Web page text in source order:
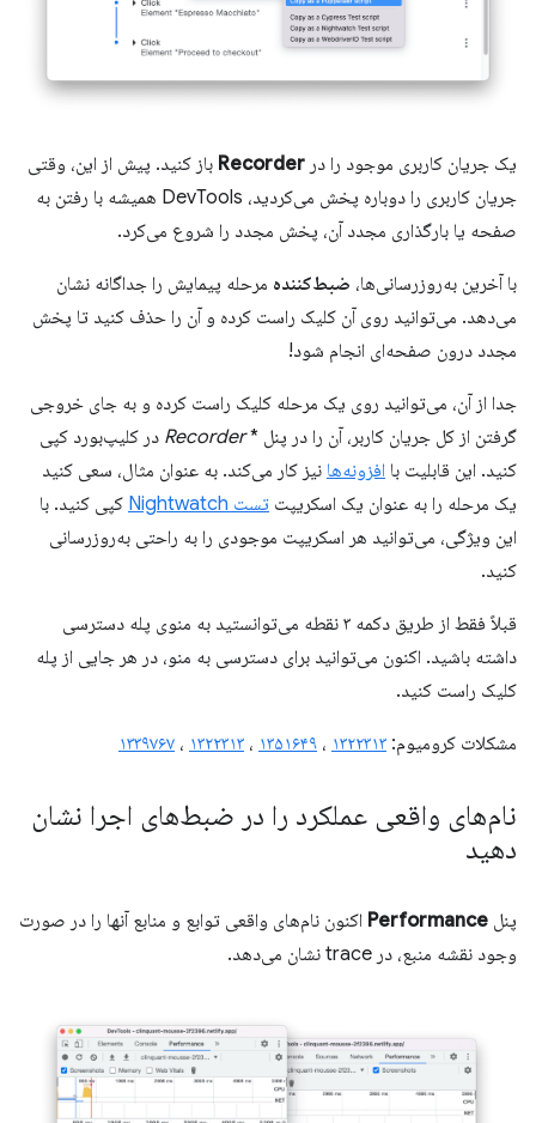
یک جریان کاربری موجود را در Recorder باز کنید. پیش از این، وقتی
جریان کاربری را دوباره پخش می‌کردید، DevTools همیشه با رفتن به
صفحه یا بارگذاری مجدد آن، پخش مجدد را شروع می‌کرد.
با آخرین به‌روزرسانی‌ها، ضبط‌کننده مرحله پیمایش را جداگانه نشان
می‌دهد. می‌توانید روی آن کلیک راست کرده و آن را حذف کنید تا پخش
مجدد درون صفحه‌ای انجام شود!
جدا از آن، می‌توانید روی یک مرحله کلیک راست کرده و به جای خروجی
گرفتن از کل جریان کاربر، آن را در پنل *Recorder در کلیپ‌بورد کپی
کنید. این قابلیت با افزونه‌ها نیز کار می‌کند. به عنوان مثال، سعی کنید
یک مرحله را به عنوان یک اسکریپت تست Nightwatch
کپی کنید. با
این ویژگی، می‌توانید هر اسکریپت موجودی را به راحتی به‌روزرسانی
کنید.
قبلاً فقط از طریق دکمه ۳ نقطه می‌توانستید به منوی پله دسترسی
داشته باشید. اکنون می‌توانید برای دسترسی به منو، در هر جایی از پله
کلیک راست کنید.
مشکلات کرومیوم: ۱۳۲۲۳۱۳ ، ۱۳۵۱۶۴۹ ، ۱۳۲۲۳۱۳ ، ۱۳۳۹۷۶۷
نام‌های واقعی عملکرد را در ضبط‌های اجرا نشان
دهید
پنل Performance اکنون نام‌های واقعی توابع و منابع آنها را در صورت
وجود نقشه منبع، در trace نشان می‌دهد.